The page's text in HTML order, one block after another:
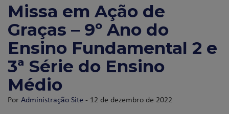
Missa em Ação de
Graças – 9º Ano do
Ensino Fundamental 2 e
3ª Série do Ensino
Médio
PorAdministração Site - 12 de dezembro de 2022